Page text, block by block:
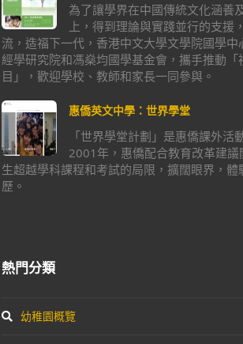
為了讓學界在中國傳統文化涵養
上，得到理論與實踐並行的支援
流，造福下一代，香港中文大學文學院國學中
經學研究院和馮燊均國學基金會，攜手推動「
目」，歡迎學校、教師和家長一同參與。
惠僑英文中學：世界學堂
「世界學堂計劃」是惠僑課外活
2001年，惠僑配合教育改革建
生超越學科課程和考試的局限，擴闊眼界，體
歷。
熱門分類
幼稚園概覽